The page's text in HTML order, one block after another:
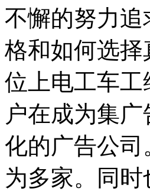
不懈的努力
格和如何选
位上电工车
户在成为集
化的广告公
为多家。同